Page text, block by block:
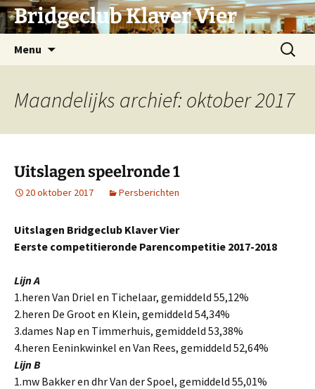
Ga
naarBridgeclub Klaver Vier
Menu
Zoeken
naar:
Maandelijks archief: oktober 2017
Uitslagen speelronde 1
20 oktober 2017 Persberichten
Uitslagen Bridgeclub Klaver Vier
Eerste competitieronde Parencompetitie 2017-2018
Lijn A
1.heren Van Driel en Tichelaar, gemiddeld 55,12%
2.heren De Groot en Klein, gemiddeld 54,34%
3.dames Nap en Timmerhuis, gemiddeld 53,38%
4.heren Eeninkwinkel en Van Rees, gemiddeld 52,64%
Lijn B
1.mw Bakker en dhr Van der Spoel, gemiddeld 55,01%